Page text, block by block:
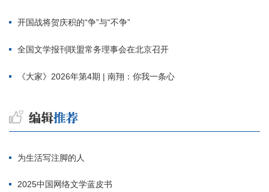
开国战将贺庆积的“争”与“不争”
全国文学报刊联盟常务理事会在北京召开
《大家》2026年第4期 | 南翔：你我一条心
为生活写注脚的人
2025中国网络文学蓝皮书